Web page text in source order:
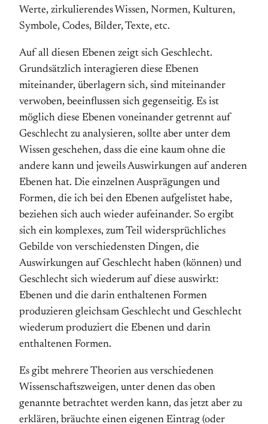
Werte, zirkulierendes Wissen, Normen, Kulturen,
Symbole, Codes, Bilder, Texte, etc.
Auf all diesen Ebenen zeigt sich Geschlecht.
Grundsätzlich interagieren diese Ebenen
miteinander, überlagern sich, sind miteinander
verwoben, beeinflussen sich gegenseitig. Es ist
möglich diese Ebenen voneinander getrennt auf
Geschlecht zu analysieren, sollte aber unter dem
Wissen geschehen, dass die eine kaum ohne die
andere kann und jeweils Auswirkungen auf anderen
Ebenen hat. Die einzelnen Ausprägungen und
Formen, die ich bei den Ebenen aufgelistet habe,
beziehen sich auch wieder aufeinander. So ergibt
sich ein komplexes, zum Teil widersprüchliches
Gebilde von verschiedensten Dingen, die
Auswirkungen auf Geschlecht haben (können) und
Geschlecht sich wiederum auf diese auswirkt:
Ebenen und die darin enthaltenen Formen
produzieren gleichsam Geschlecht und Geschlecht
wiederum produziert die Ebenen und darin
enthaltenen Formen.
Es gibt mehrere Theorien aus verschiedenen
Wissenschaftszweigen, unter denen das oben
genannte betrachtet werden kann, das jetzt aber zu
erklären, bräuchte einen eigenen Eintrag (oder